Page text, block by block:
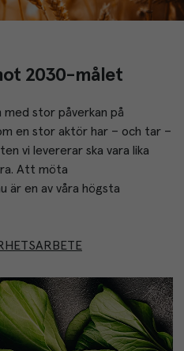
2030-målet
med stor påverkan på
en stor aktör har – och tar –
vi levererar ska vara lika
Att möta
är en av våra högsta